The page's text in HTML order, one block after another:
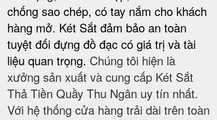
chống sao chép, có tay nắm cho khách
hàng mở. Két Sắt đảm bảo an toàn
tuyệt đối đựng đồ đạc có giá trị và tài
liệu quan trọng. Chúng tôi hiện là
xưởng sản xuất và cung cấp Két Sắt
Thả Tiền Quầy Thu Ngân uy tín nhất.
Với hệ thống cửa hàng trải dài trên toàn